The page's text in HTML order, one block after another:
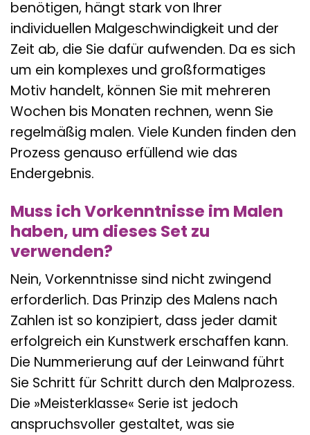
benötigen, hängt stark von Ihrer
individuellen Malgeschwindigkeit und der
Zeit ab, die Sie dafür aufwenden. Da es sich
um ein komplexes und großformatiges
Motiv handelt, können Sie mit mehreren
Wochen bis Monaten rechnen, wenn Sie
regelmäßig malen. Viele Kunden finden den
Prozess genauso erfüllend wie das
Endergebnis.
Muss ich Vorkenntnisse im Malen
haben, um dieses Set zu
verwenden?
Nein, Vorkenntnisse sind nicht zwingend
erforderlich. Das Prinzip des Malens nach
Zahlen ist so konzipiert, dass jeder damit
erfolgreich ein Kunstwerk erschaffen kann.
Die Nummerierung auf der Leinwand führt
Sie Schritt für Schritt durch den Malprozess.
Die »Meisterklasse« Serie ist jedoch
anspruchsvoller gestaltet, was sie